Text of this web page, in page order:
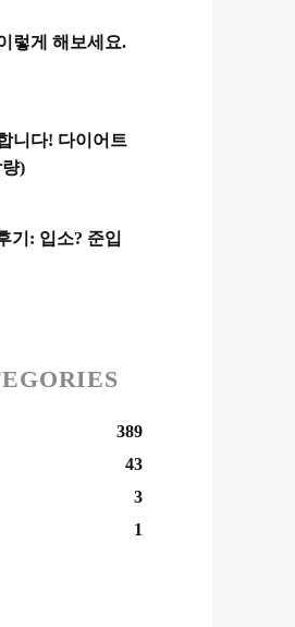
렇게 해보세요.
니다! 다이어트
)
기: 입소? 준입
389
43
3
1